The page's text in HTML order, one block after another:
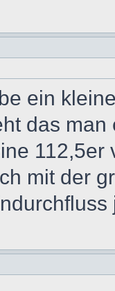
ein
das
112,5er
mit der